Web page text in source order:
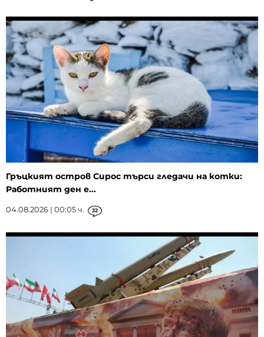
Гръцкият остров Сирос търси гледачи на котки:
Работният ден е...
04.08.2026 | 00:05 ч. 32